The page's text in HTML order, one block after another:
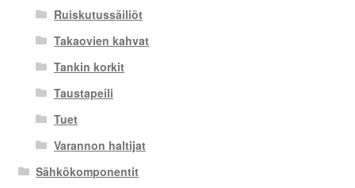
Ruiskutussäiliöt
Takaovien kahvat
Tankin korkit
Taustapeili
Tuet
Varannon haltijat
Sähkökomponentit